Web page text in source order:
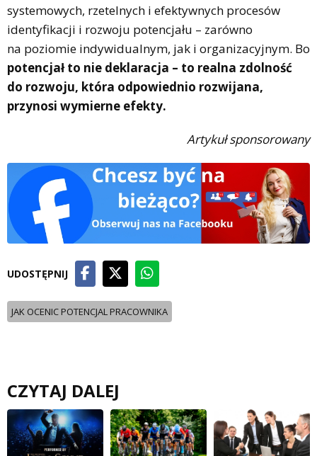
systemowych, rzetelnych i efektywnych procesów
identyfikacji i rozwoju potencjału – zarówno
na poziomie indywidualnym, jak i organizacyjnym. Bo
potencjał to nie deklaracja – to realna zdolność
do rozwoju, która odpowiednio rozwijana,
przynosi wymierne efekty.
Artykuł sponsorowany
UDOSTĘPNIJ
JAK OCENIC POTENCJAL PRACOWNIKA
CZYTAJ DALEJ